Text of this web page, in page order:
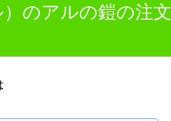
のアルの鎧の注文